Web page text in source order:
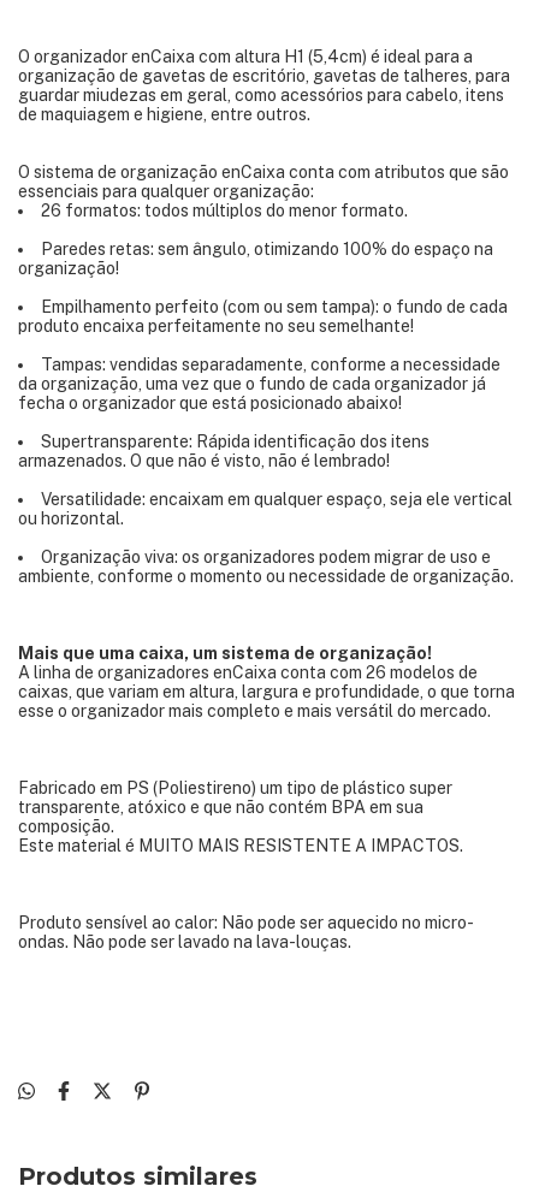
O organizador enCaixa com altura H1 (5,4cm) é ideal para a
organização de gavetas de escritório, gavetas de talheres, para
guardar miudezas em geral, como acessórios para cabelo, itens
de maquiagem e higiene, entre outros.
O sistema de organização enCaixa conta com atributos que são
essenciais para qualquer organização:
26 formatos: todos múltiplos do menor formato.
Paredes retas: sem ângulo, otimizando 100% do espaço na
organização!
Empilhamento perfeito (com ou sem tampa): o fundo de cada
produto encaixa perfeitamente no seu semelhante!
Tampas: vendidas separadamente, conforme a necessidade
da organização, uma vez que o fundo de cada organizador já
fecha o organizador que está posicionado abaixo!
Supertransparente: Rápida identificação dos itens
armazenados. O que não é visto, não é lembrado!
Versatilidade: encaixam em qualquer espaço, seja ele vertical
ou horizontal.
Organização viva: os organizadores podem migrar de uso e
ambiente, conforme o momento ou necessidade de organização.
Mais que uma caixa, um sistema de organização!
A linha de organizadores enCaixa conta com 26 modelos de
caixas, que variam em altura, largura e profundidade, o que torna
esse o organizador mais completo e mais versátil do mercado.
Fabricado em PS (Poliestireno) um tipo de plástico super
transparente, atóxico e que não contém BPA em sua
composição.
Este material é MUITO MAIS RESISTENTE A IMPACTOS.
Produto sensível ao calor: Não pode ser aquecido no micro-
ondas. Não pode ser lavado na lava-louças.
Produtos similares